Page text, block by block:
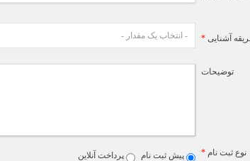
آشنایی * - انتخاب یک مقدار -
توضیحات
نوع ثبت نام * پیش ثبت نام پرداخت آنلاین